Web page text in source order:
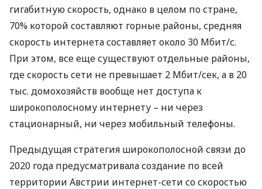
гигабитную скорость, однако в целом по стране,
70% которой составляют горные районы, средняя
скорость интернета составляет около 30 Мбит/с.
При этом, все еще существуют отдельные районы,
где скорость сети не превышает 2 Мбит/сек, а в 20
тыс. домохозяйств вообще нет доступа к
широкополосному интернету – ни через
стационарный, ни через мобильный телефоны.
Предыдущая стратегия широкополосной связи до
2020 года предусматривала создание по всей
территории Австрии интернет-сети со скоростью